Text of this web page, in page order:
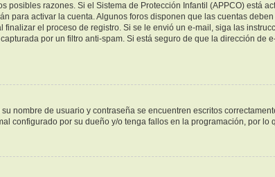
posibles razones. Si el Sistema de Protección Infantil (APPCO) está
para activar la cuenta. Algunos foros disponen que las cuentas
el proceso de registro. Si se le envió un e-mail, siga las
por un filtro anti-spam. Si está seguro de que la dirección de
nombre de usuario y contraseña se encuentren escritos
configurado por su dueño y/o tenga fallos en la programación, por lo